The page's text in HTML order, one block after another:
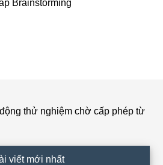
Brainstorming
thử nghiệm chờ cấp phép từ
viết mới nhất